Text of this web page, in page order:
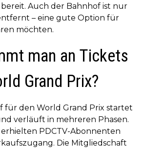
Auch der Bahnhof ist nur
– eine gute Option für
möchten.
man an Tickets
Grand Prix?
für den World Grand Prix startet
verläuft in mehreren Phasen.
erhielten PDCTV-Abonnenten
Die Mitgliedschaft